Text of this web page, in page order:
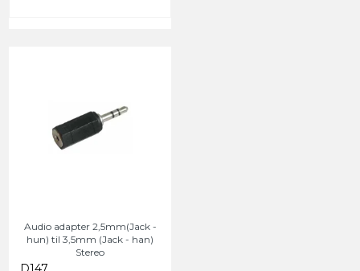
Audio adapter 2,5mm(Jack -
hun) til 3,5mm (Jack - han)
Stereo